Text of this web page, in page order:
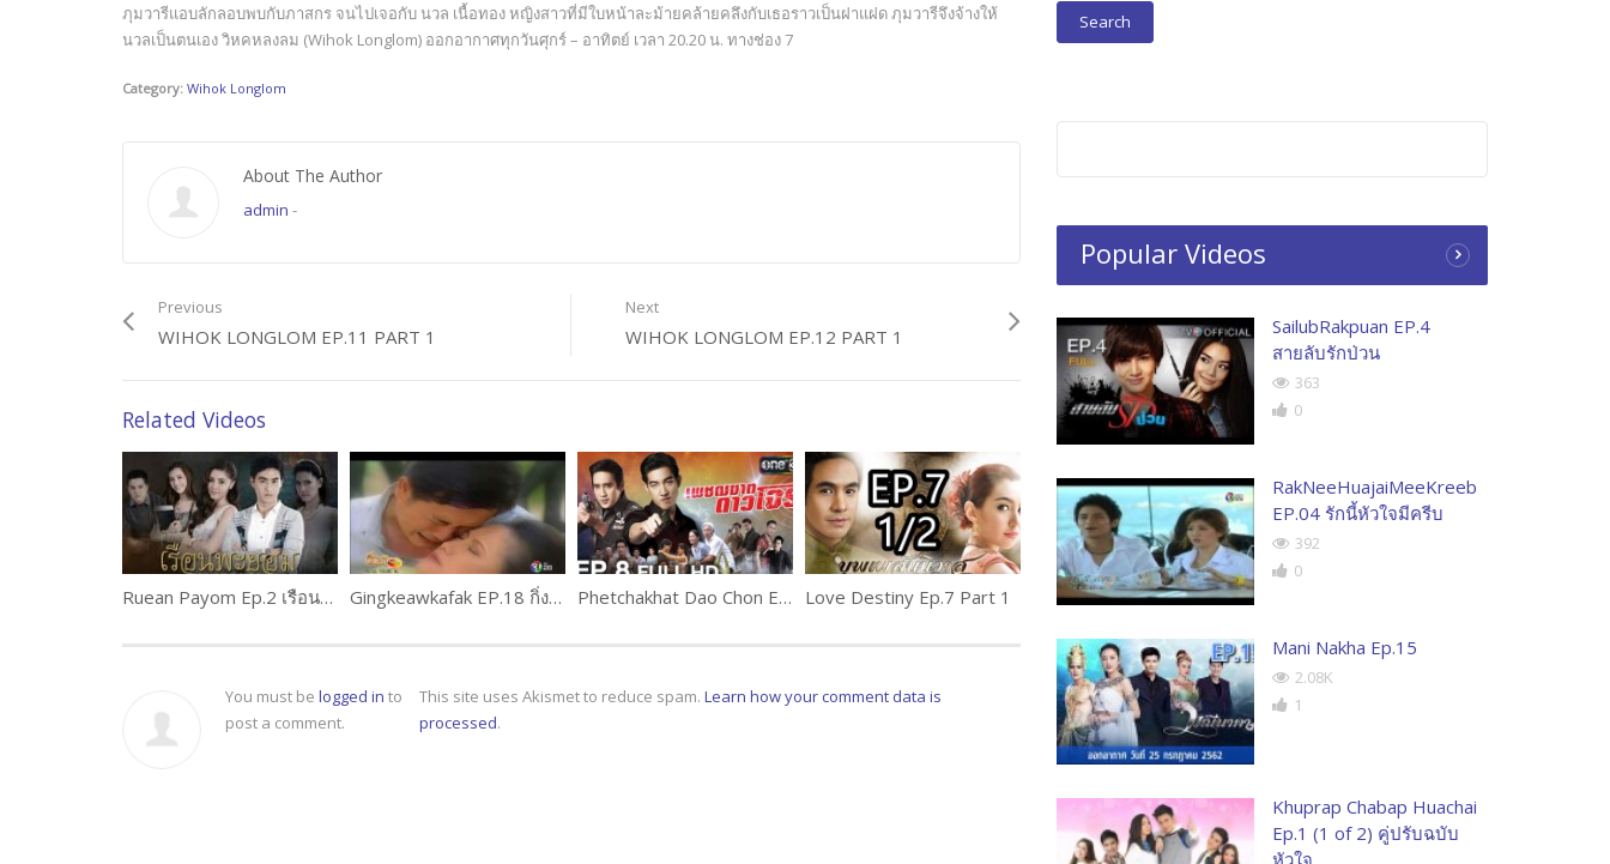
ภุมวารีแอบลักลอบพบกับภาสกร จนไปเจอกับ นวล เนื้อทอง หญิงสาวที่มีใบหน้าละม้ายคล้ายคลึงกับเธอราวเป็นฝาแฝด ภุมวารีจึงจ้างให้
นวลเป็นตนเอง วิหคหลงลม (Wihok Longlom) ออกอากาศทุกวันศุกร์ – อาทิตย์ เวลา 20.20 น. ทางช่อง 7
Category: Wihok Longlom
About The Author
admin -
Previous
WIHOK LONGLOM EP.11 PART 1
Next
WIHOK LONGLOM EP.12 PART 1
Related Videos
Ruean Payom Ep.2 เรือนพะยอม Gingkeawkafak EP.18 กิ่งแก้วกาฝาก Phetchakhat Dao Chon Ep.8 เพชฌฆาตดาวโจร Love Destiny Ep.7 Part 1
You must be logged in to
post a comment.
This site uses Akismet to reduce spam. Learn how your comment data is
processed.
Popular Videos
SailubRakpuan EP.4
สายลับรักป่วน
363
0
RakNeeHuajaiMeeKreeb
EP.04 รักนี้หัวใจมีครีบ
392
0
Mani Nakha Ep.15
2.08K
1
Khuprap Chabap Huachai
Ep.1 (1 of 2) คู่ปรับฉบับ